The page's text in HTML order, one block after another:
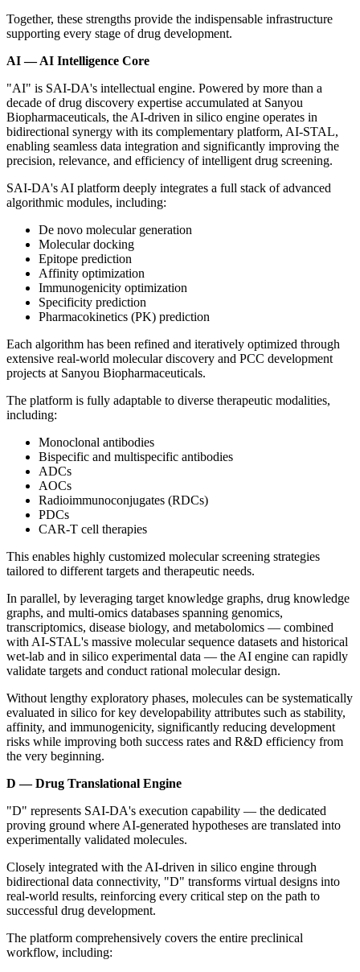
Together, these strengths provide the indispensable infrastructure
supporting every stage of drug development.
AI — AI Intelligence Core
"AI" is SAI-DA's intellectual engine. Powered by more than a
decade of drug discovery expertise accumulated at Sanyou
Biopharmaceuticals, the AI-driven in silico engine operates in
bidirectional synergy with its complementary platform, AI-STAL,
enabling seamless data integration and significantly improving the
precision, relevance, and efficiency of intelligent drug screening.
SAI-DA's AI platform deeply integrates a full stack of advanced
algorithmic modules, including:
De novo molecular generation
Molecular docking
Epitope prediction
Affinity optimization
Immunogenicity optimization
Specificity prediction
Pharmacokinetics (PK) prediction
Each algorithm has been refined and iteratively optimized through
extensive real-world molecular discovery and PCC development
projects at Sanyou Biopharmaceuticals.
The platform is fully adaptable to diverse therapeutic modalities,
including:
Monoclonal antibodies
Bispecific and multispecific antibodies
ADCs
AOCs
Radioimmunoconjugates (RDCs)
PDCs
CAR-T cell therapies
This enables highly customized molecular screening strategies
tailored to different targets and therapeutic needs.
In parallel, by leveraging target knowledge graphs, drug knowledge
graphs, and multi-omics databases spanning genomics,
transcriptomics, disease biology, and metabolomics — combined
with AI-STAL's massive molecular sequence datasets and historical
wet-lab and in silico experimental data — the AI engine can rapidly
validate targets and conduct rational molecular design.
Without lengthy exploratory phases, molecules can be systematically
evaluated in silico for key developability attributes such as stability,
affinity, and immunogenicity, significantly reducing development
risks while improving both success rates and R&D efficiency from
the very beginning.
D — Drug Translational Engine
"D" represents SAI-DA's execution capability — the dedicated
proving ground where AI-generated hypotheses are translated into
experimentally validated molecules.
Closely integrated with the AI-driven in silico engine through
bidirectional data connectivity, "D" transforms virtual designs into
real-world results, reinforcing every critical step on the path to
successful drug development.
The platform comprehensively covers the entire preclinical
workflow, including: